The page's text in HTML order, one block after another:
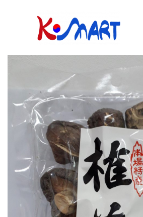
Ramyunㅣ라면
Pungă
Snacksㅣ과자
Chips
Gustări Tradiționale
Sosuriㅣ소스
Sos de Soia
Altele
Gata Preparatㅣ가공식품
Orez
Garnituri
Kimchi
Ingredienteㅣ재료
Pastă
Mix
Bază de Supă
Altele
Orez
K-POPㅣ케이팝
BTS
IU
Băuturiㅣ음료
Soda
Ceai
Borcan
Perle de Tapioca
Alcoolice
Deserturiㅣ디저트
Biscuiți
Bomboane
Caramele
Cotton Candy
Guma de mestecat
Migdale